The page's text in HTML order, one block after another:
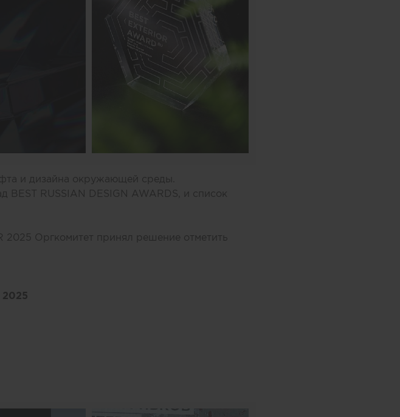
и дизайна окружающей среды.
RUSSIAN DESIGN AWARDS, и список
2025 Оргкомитет принял решение отметить
2025